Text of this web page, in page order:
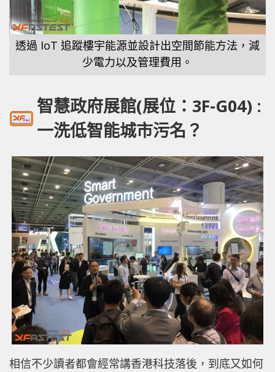
透過 IoT 追蹤樓宇能源並設計出空間節能方法，減
少電力以及管理費用。
智慧政府展館(展位：3F-G04) :
一洗低智能城市污名？
相信不少讀者都會經常講香港科技落後，到底又如何